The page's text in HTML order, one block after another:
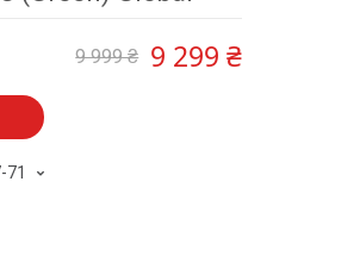
9 999 ₴ 9 299 ₴
71